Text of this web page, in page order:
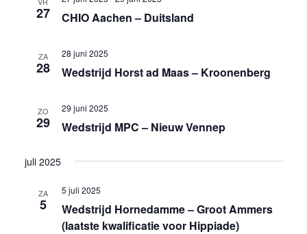
27 CHIO Aachen – Duitsland
ZA
28 Wedstrijd Horst ad Maas – Kroonenberg
28 juni 2025
ZO
29 Wedstrijd MPC – Nieuw Vennep
29 juni 2025
juli 2025
ZA
5
Wedstrijd Hornedamme – Groot Ammers
(laatste kwalificatie voor Hippiade)
5 juli 2025